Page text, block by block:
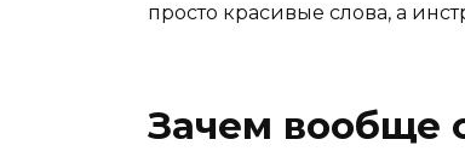
просто красивые слова, а
Зачем вообще